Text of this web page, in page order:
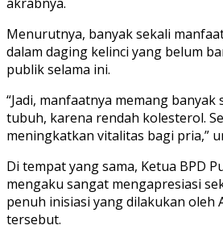
Menurutnya, banyak sekali
dalam daging kelinci yang belum
publik selama ini.
“Jadi, manfaatnya memang
tubuh, karena rendah kolesterol.
meningkatkan vitalitas bagi pria,”
Di tempat yang sama, Ketua BPD
mengaku sangat mengapresiasi
penuh inisiasi yang dilakukan oleh
tersebut.